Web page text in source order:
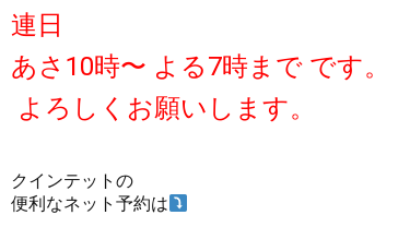
連日
あさ10時〜 よる7時まで です。
よろしくお願いします。
クインテットの
便利なネット予約は